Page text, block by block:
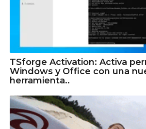
TSforge Activation: Activa
Windows y Office con una
herramienta..